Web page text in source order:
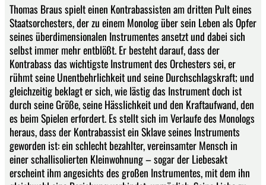
Thomas Braus spielt einen Kontrabassisten am dritten Pult eines
Staatsorchesters, der zu einem Monolog über sein Leben als Opfer
seines überdimensionalen Instrumentes ansetzt und dabei sich
selbst immer mehr entblößt. Er besteht darauf, dass der
Kontrabass das wichtigste Instrument des Orchesters sei, er
rühmt seine Unentbehrlichkeit und seine Durchschlagskraft; und
gleichzeitig beklagt er sich, wie lästig das Instrument doch ist
durch seine Größe, seine Hässlichkeit und den Kraftaufwand, den
es beim Spielen erfordert. Es stellt sich im Verlaufe des Monologs
heraus, dass der Kontrabassist ein Sklave seines Instruments
geworden ist: ein schlecht bezahlter, vereinsamter Mensch in
einer schallisolierten Kleinwohnung – sogar der Liebesakt
erscheint ihm angesichts des großen Instrumentes, mit dem ihn